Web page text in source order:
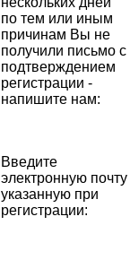
по тем или иным
причинам Вы не
получили письмо с
подтверждением
регистрации -
напишите нам:
Введите
электронную почту
указанную при
регистрации: